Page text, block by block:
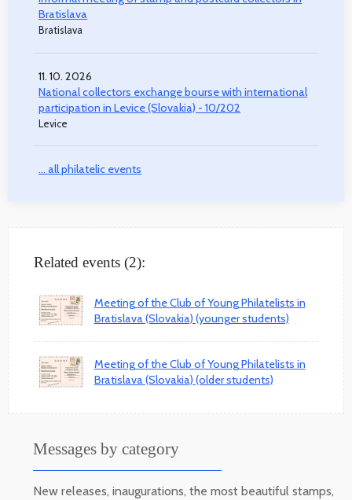
Bratislava
Bratislava
11. 10. 2026
National collectors exchange bourse with international
participation in Levice (Slovakia) - 10/202
Levice
... all philatelic events
Related events (2):
Meeting of the Club of Young Philatelists in
Bratislava (Slovakia) (younger students)
Meeting of the Club of Young Philatelists in
Bratislava (Slovakia) (older students)
Messages by category
New releases, inaugurations, the most beautiful stamps,